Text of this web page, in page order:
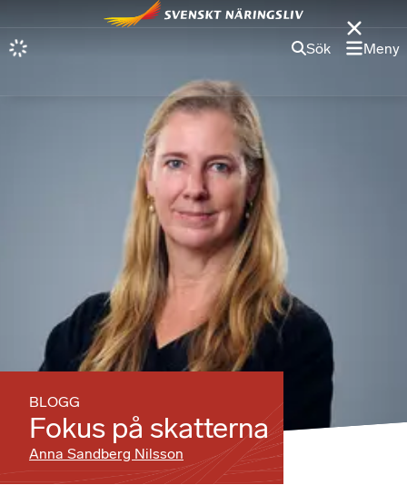
Sök Meny
BLOGG
Fokus på skatterna
Anna Sandberg Nilsson